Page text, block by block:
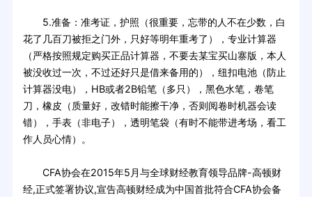
5.准备：准考证，护照（很重要，忘带的人不在少数，白
花了几百刀被拒之门外，只好等明年重考了），专业计算器
（严格按照规定购买正品计算器，不要去某宝买山寨版，本人
被没收过一次，不过还好只是借来备用的），纽扣电池（防止
计算器没电），HB或者2B铅笔（多只），黑色水笔，卷笔
刀，橡皮（质量好，改错时能擦干净，否则阅卷时机器会读
错），手表（非电子），透明笔袋（有时不能带进考场，看工
作人员心情）。
CFA协会在2015年5月与全球财经教育领导品牌-高顿财
经,正式签署协议,宣告高顿财经成为中国首批符合CFA协会备